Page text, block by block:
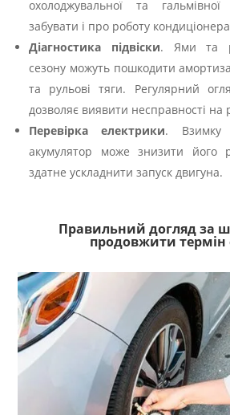
охолоджувальної та
забувати і про роботу
Діагностика підвіски. Ями та
сезону можуть пошкодити
та рульові тяги. Регулярний
дозволяє виявити несправності на
Перевірка електрики. Взимку
акумулятор може знизити його
здатне ускладнити запуск двигуна.
Правильний догляд за
продовжити термін